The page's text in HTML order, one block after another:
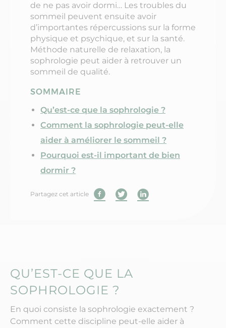
de ne pas avoir dormi… Les troubles du
sommeil peuvent ensuite avoir
d’importantes répercussions sur la forme
physique et psychique, et sur la santé.
Méthode naturelle de relaxation, la
sophrologie peut aider à retrouver un
sommeil de qualité.
SOMMAIRE
Qu’est-ce que la sophrologie ?
Comment la sophrologie peut-elle
aider à améliorer le sommeil ?
Pourquoi est-il important de bien
dormir ?
Partagez cet article
QU’EST-CE QUE LA
SOPHROLOGIE ?
En quoi consiste la sophrologie exactement ?
Comment cette discipline peut-elle aider à